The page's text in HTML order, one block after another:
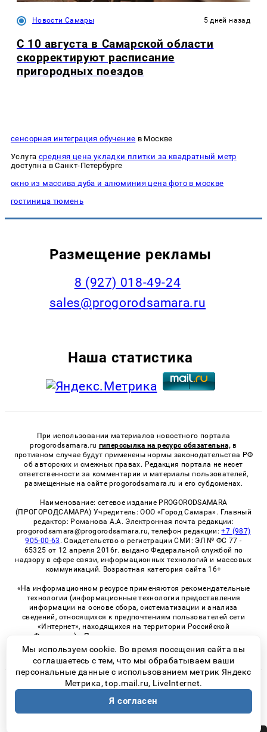
Новости Самары 5 дней назад
С 10 августа в Самарской области
скорректируют расписание
пригородных поездов
сенсорная интеграция обучение в Москве
Услуга средняя цена укладки плитки за квадратный метр
доступна в Санкт-Петербурге
окно из массива дуба и алюминия цена фото в москве
гостиница тюмень
Размещение рекламы
8 (927) 018-49-24
sales@progorodsamara.ru
Наша статистика
При использовании материалов новостного портала
progorodsamara.ru гиперссылка на ресурс обязательна, в
противном случае будут применены нормы законодательства РФ
об авторских и смежных правах. Редакция портала не несет
ответственности за комментарии и материалы пользователей,
размещенные на сайте progorodsamara.ru и его субдоменах.
Наименование: сетевое издание PROGORODSAMARA
(ПРОГОРОДСАМАРА) Учредитель: ООО «Город Самара». Главный
редактор: Романова А.А. Электронная почта редакции:
progorodsamara@progorodsamara.ru, телефон редакции:+7 (987)
905-00-63 . Свидетельство о регистрации СМИ: ЭЛ № ФС 77 -
65325 от 12 апреля 2016г. выдано Федеральной службой по
надзору в сфере связи, информационных технологий и массовых
коммуникаций. Возрастная категория сайта 16+
«На информационном ресурсе применяются рекомендательные
технологии (информационные технологии предоставления
информации на основе сбора, систематизации и анализа
сведений, относящихся к предпочтениям пользователей сети
«Интернет», находящихся на территории Российской
Федерации)». Правила применения рекомендательных
технологий в виджетах рекламно-обменной сети
«СМИ2» (PDF)
© 2026 «ProGorodSamara» | Все права защищены
Возрастная категория сайта 16+
Политика конфиденциальности
Мы используем cookie. Во время посещения сайта вы
соглашаетесь с тем, что мы обрабатываем ваши
персональные данные с использованием метрик Яндекс
Метрика, top.mail.ru, LiveInternet.
Я согласен